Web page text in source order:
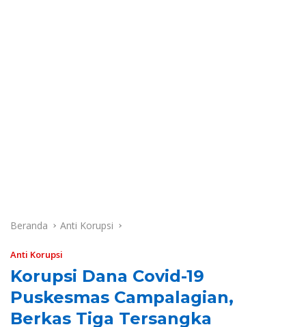
Beranda Anti Korupsi
Anti Korupsi
Korupsi Dana Covid-19
Puskesmas Campalagian,
Berkas Tiga Tersangka